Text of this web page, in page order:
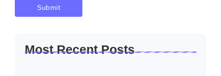
Most Recent Posts